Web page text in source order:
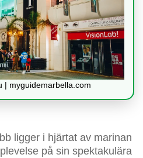
| myguidemarbella.com
ligger i hjärtat av marinan
på sin spektakulära